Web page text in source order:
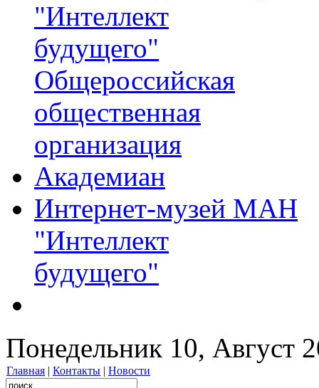
"Интеллект
будущего"
Общероссийская
общественная
организация
Академиан
Интернет-музей МАН
"Интеллект
будущего"
Понедельник 10, Август
Главная | Контакты | Новости